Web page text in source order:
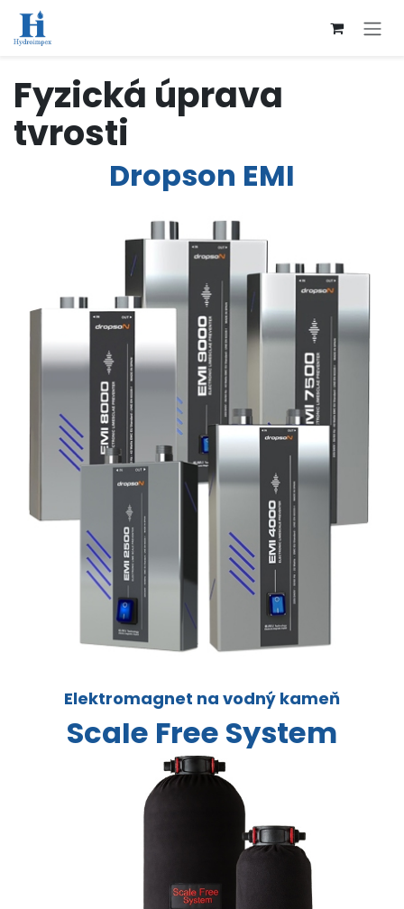
Přejít na obsah
Fyzická úprava
tvrosti
Dropson EMI
Elektromagnet na vodný kameň
ScaIe Free System